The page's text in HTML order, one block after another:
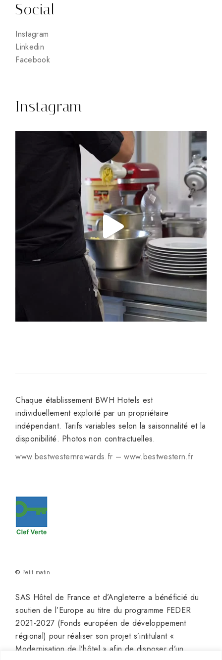
Social
Instagram
Linkedin
Facebook
Instagram
12
Chaque établissement BWH Hotels est
individuellement exploité par un propriétaire
indépendant. Tarifs variables selon la saisonnalité et la
disponibilité. Photos non contractuelles.
www.bestwesternrewards.fr –www.bestwestern.fr
© Petit matin
SAS Hôtel de France et d’Angleterre a bénéficié du
soutien de l’Europe au titre du programme FEDER
2021-2027 (Fonds européen de développement
régional) pour réaliser son projet s’intitulant «
Modernisation de l’hôtel » afin de disposer d’un